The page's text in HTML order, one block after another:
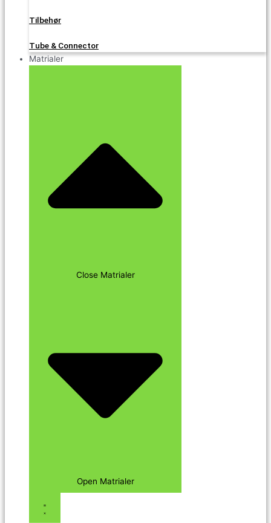
Tilbehør
Tube & Connector
Matrialer
Close Matrialer
Open Matrialer